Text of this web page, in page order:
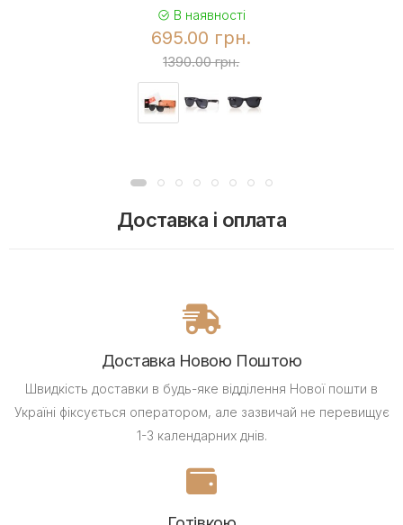
В наявності
695.00 грн.
1390.00 грн.
Доставка і оплата
Доставка Новою Поштою
Швидкість доставки в будь-яке відділення Нової пошти в
Україні фіксується оператором, але зазвичай не перевищує
1-3 календарних днів.